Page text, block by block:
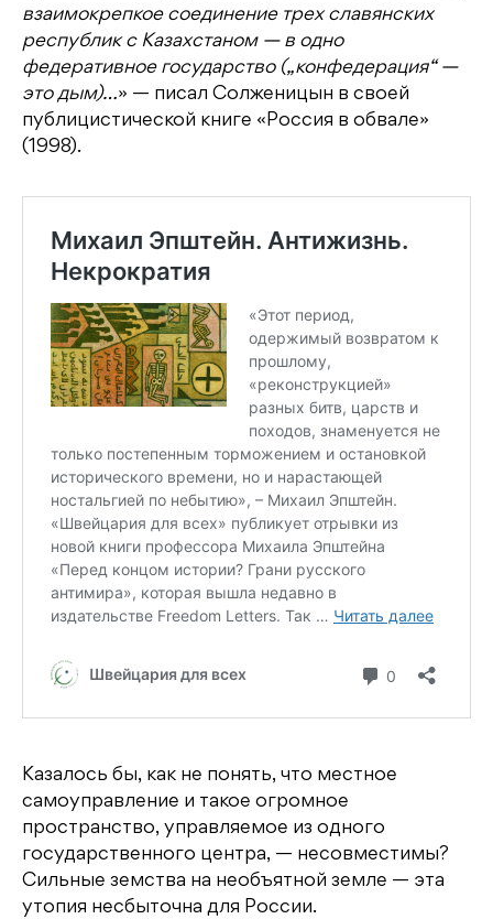
взаимокрепкое соединение трех славянских
республик с Казахстаном — в одно
федеративное государство („конфедерация“ —
это дым)…» — писал Солженицын в своей
публицистической книге «Россия в обвале»
(1998).
Казалось бы, как не понять, что местное
самоуправление и такое огромное
пространство, управляемое из одного
государственного центра, — несовместимы?
Сильные земства на необъятной земле — эта
утопия несбыточна для России.